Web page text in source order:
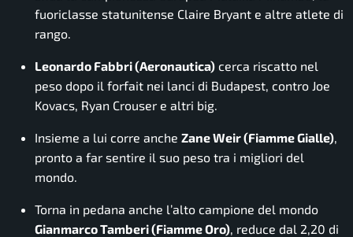
fuoriclasse statunitense Claire Bryant e altre atlete di
rango.
Leonardo Fabbri (Aeronautica) cerca riscatto nel
peso dopo il forfait nei lanci di Budapest, contro Joe
Kovacs, Ryan Crouser e altri big.
Insieme a lui corre anche Zane Weir (Fiamme Gialle),
pronto a far sentire il suo peso tra i migliori del
mondo.
Torna in pedana anche l’alto campione del mondo
Gianmarco Tamberi (Fiamme Oro), reduce dal 2,20 di